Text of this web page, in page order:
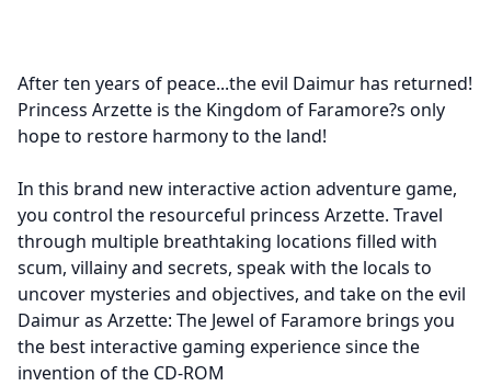
After ten years of peace...the evil Daimur has returned!
Princess Arzette is the Kingdom of Faramore?s only
hope to restore harmony to the land!
In this brand new interactive action adventure game,
you control the resourceful princess Arzette. Travel
through multiple breathtaking locations filled with
scum, villainy and secrets, speak with the locals to
uncover mysteries and objectives, and take on the evil
Daimur as Arzette: The Jewel of Faramore brings you
the best interactive gaming experience since the
invention of the CD-ROM